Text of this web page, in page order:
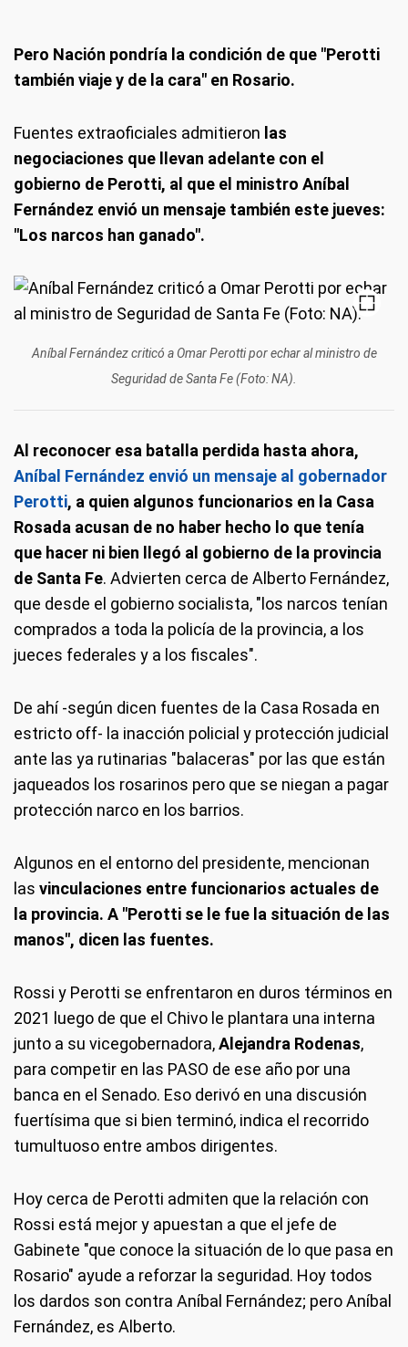
Pero Nación pondría la condición de que "Perotti
también viaje y de la cara" en Rosario.
Fuentes extraoficiales admitieron las
negociaciones que llevan adelante con el
gobierno de Perotti, al que el ministro Aníbal
Fernández envió un mensaje también este jueves:
"Los narcos han ganado".
Aníbal Fernández criticó a Omar Perotti por echar al ministro de
Seguridad de Santa Fe (Foto: NA).
Al reconocer esa batalla perdida hasta ahora,
Aníbal Fernández envió un mensaje al gobernador
Perotti, a quien algunos funcionarios en la Casa
Rosada acusan de no haber hecho lo que tenía
que hacer ni bien llegó al gobierno de la provincia
de Santa Fe. Advierten cerca de Alberto Fernández,
que desde el gobierno socialista, "los narcos tenían
comprados a toda la policía de la provincia, a los
jueces federales y a los fiscales".
De ahí -según dicen fuentes de la Casa Rosada en
estricto off- la inacción policial y protección judicial
ante las ya rutinarias "balaceras" por las que están
jaqueados los rosarinos pero que se niegan a pagar
protección narco en los barrios.
Algunos en el entorno del presidente, mencionan
las vinculaciones entre funcionarios actuales de
la provincia. A "Perotti se le fue la situación de las
manos", dicen las fuentes.
Rossi y Perotti se enfrentaron en duros términos en
2021 luego de que el Chivo le plantara una interna
junto a su vicegobernadora,Alejandra Rodenas,
para competir en las PASO de ese año por una
banca en el Senado. Eso derivó en una discusión
fuertísima que si bien terminó, indica el recorrido
tumultuoso entre ambos dirigentes.
Hoy cerca de Perotti admiten que la relación con
Rossi está mejor y apuestan a que el jefe de
Gabinete "que conoce la situación de lo que pasa en
Rosario" ayude a reforzar la seguridad. Hoy todos
los dardos son contra Aníbal Fernández; pero Aníbal
Fernández, es Alberto.